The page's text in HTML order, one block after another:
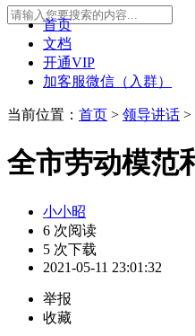
首页
文档
开通VIP
加客服微信（入群）
当前位置： 首页 > 领导讲话 >
全市劳动模范
小小昭
6 次阅读
5 次下载
2021-05-11 23:01:32
举报
收藏